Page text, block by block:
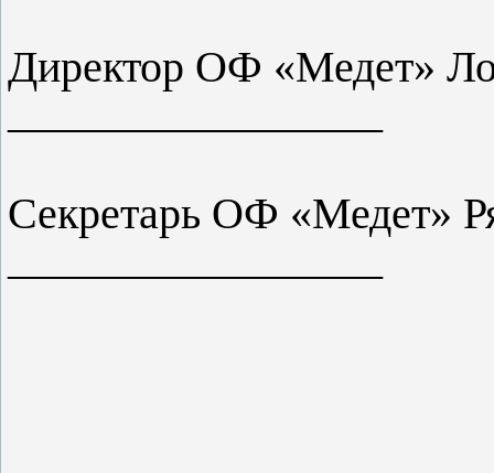
Директор ОФ «Медет»
Секретарь ОФ «Медет»